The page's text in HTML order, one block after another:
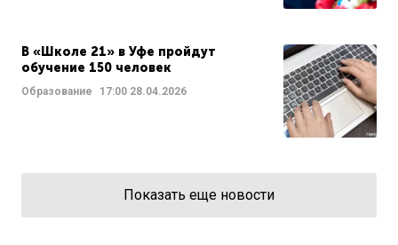
В «Школе 21» в Уфе пройдут
обучение 150 человек
Образование 17:00 28.04.2026
Показать еще новости